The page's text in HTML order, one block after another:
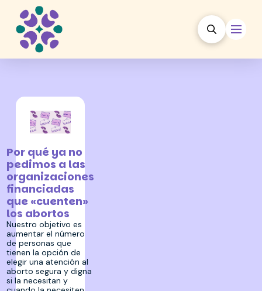
Por qué ya no
pedimos a las
organizaciones
financiadas
que «cuenten»
los abortos
Nuestro objetivo es
aumentar el número
de personas que
tienen la opción de
elegir una atención al
aborto segura y digna
si la necesitan y